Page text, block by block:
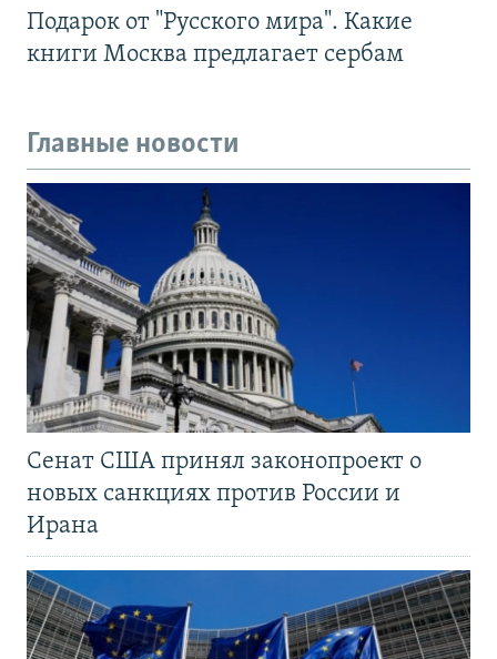
Подарок от "Русского мира". Какие
книги Москва предлагает сербам
Главные новости
Сенат США принял законопроект о
новых санкциях против России и
Ирана